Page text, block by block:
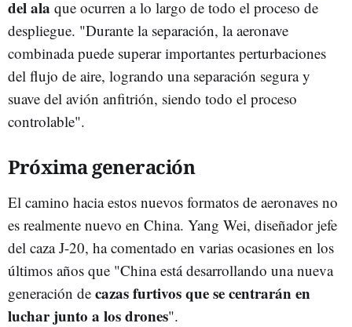
del ala que ocurren a lo largo de todo el proceso de
despliegue. "Durante la separación, la aeronave
combinada puede superar importantes perturbaciones
del flujo de aire, logrando una separación segura y
suave del avión anfitrión, siendo todo el proceso
controlable".
Próxima generación
El camino hacia estos nuevos formatos de aeronaves no
es realmente nuevo en China. Yang Wei, diseñador jefe
del caza J-20, ha comentado en varias ocasiones en los
últimos años que "China está desarrollando una nueva
generación de cazas furtivos que se centrarán en
luchar junto a los drones".